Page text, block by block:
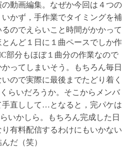
の動画編集。なぜか今回は４つの
かず，手作業でタイミングを補
のでえらいこと時間がかかって
んど１日に１曲ペースでしか作
部分もほぼ１曲分の作業なので
ってしまいそう。もちろん毎日
ので実際に最後までたどり着く
らいだろうか。そこからメンバ
手直しして…となると，完パケは
いかしら。もちろん完成した日
有料配信するわけにもいかない
だ（笑）